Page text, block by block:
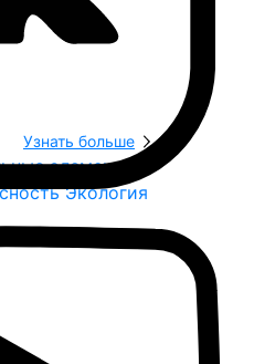
Узнать больше
элементы
Экология